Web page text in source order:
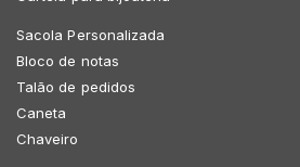
Sacola Personalizada
Bloco de notas
Talão de pedidos
Caneta
Chaveiro